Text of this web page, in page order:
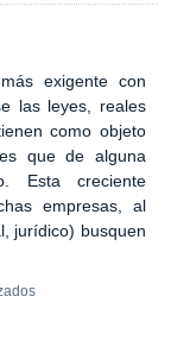
exigente con
las leyes, reales
como objeto
que de alguna
Esta creciente
empresas, al
jurídico) busquen